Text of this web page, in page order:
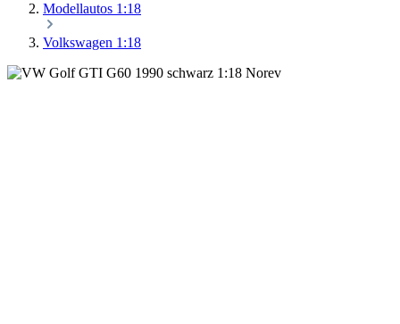
Modellautos 1:18
Volkswagen 1:18